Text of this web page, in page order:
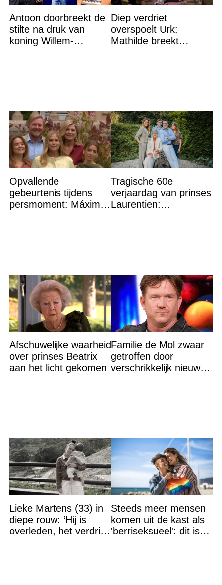
Antoon doorbreekt de
stilte na druk van
koning Willem-
Diep verdriet
overspoelt Urk:
Mathilde breekt
Opvallende
gebeurtenis tijdens
persmoment: Máxima
Tragische 60e
verjaardag van prinses
Laurentien:
Afschuwelijke waarheid
over prinses Beatrix
aan het licht gekomen
Familie de Mol zwaar
getroffen door
verschrikkelijk nieuws:
Lieke Martens (33) in
diepe rouw: ‘Hij is
overleden, het verdriet
Steeds meer mensen
komen uit de kast als
'berriseksueel': dit is